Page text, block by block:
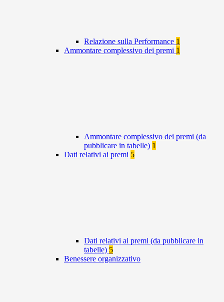
Relazione sulla Performance 1
Ammontare complessivo dei premi 1
Ammontare complessivo dei premi (da
pubblicare in tabelle) 1
Dati relativi ai premi 5
Dati relativi ai premi (da pubblicare in
tabelle) 5
Benessere organizzativo